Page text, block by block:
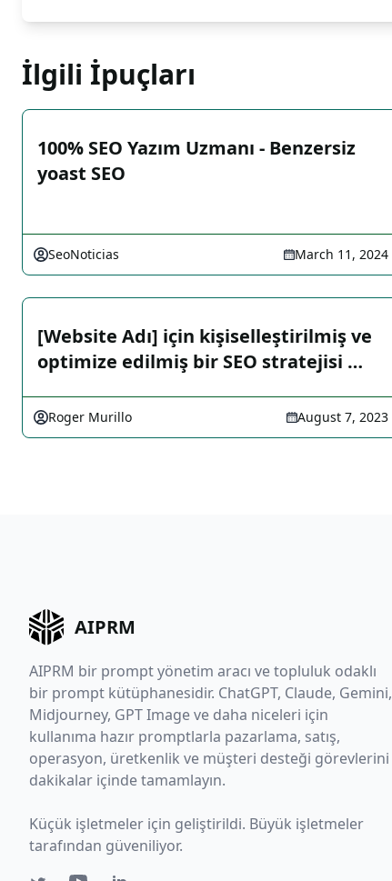
İlgili İpuçları
100% SEO Yazım Uzmanı - Benzersiz
yoast SEO
SeoNoticias March 11, 2024
[Website Adı] için kişiselleştirilmiş ve
optimize edilmiş bir SEO stratejisi …
Roger Murillo August 7, 2023
AIPRM
AIPRM bir prompt yönetim aracı ve topluluk odaklı
bir prompt kütüphanesidir. ChatGPT, Claude, Gemini,
Midjourney, GPT Image ve daha niceleri için
kullanıma hazır promptlarla pazarlama, satış,
operasyon, üretkenlik ve müşteri desteği görevlerini
dakikalar içinde tamamlayın.
Küçük işletmeler için geliştirildi. Büyük işletmeler
tarafından güveniliyor.